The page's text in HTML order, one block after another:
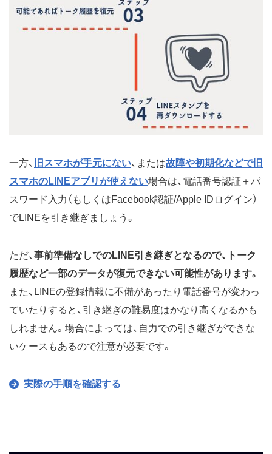
一方、 旧スマホが手元にない、または故障や初期化などで旧
スマホのLINEアプリが使えない場合は、電話番号認証＋パ
スワード入力（もしくはFacebook認証/Apple IDログイン）
でLINEを引き継ぎましょう。
ただ、 事前準備なしでのLINE引き継ぎとなるので、トーク
履歴など一部のデータが復元できない可能性があります。
また、LINEの登録情報に不備があったり電話番号が変わっ
ていたりすると、引き継ぎの難易度はかなり高くなるかも
しれません。場合によっては、自力での引き継ぎができな
いケースもあるので注意が必要です。
実際の手順を確認する